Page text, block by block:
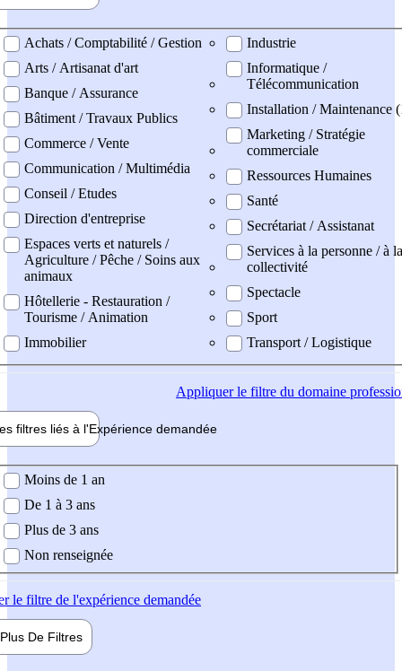
professionel
Achats / Comptabilité / Gestion
Arts / Artisanat d'art
Banque / Assurance
Bâtiment / Travaux Publics
Commerce / Vente
Communication / Multimédia
Conseil / Etudes
Direction d'entreprise
Espaces verts et naturels /
Agriculture / Pêche / Soins aux
animaux
Hôtellerie - Restauration /
Tourisme / Animation
Immobilier
Industrie
Informatique /
Télécommunication
Installation / Maintenance
Marketing / Stratégie
commerciale
Ressources Humaines
Santé
Secrétariat / Assistanat
Services à la personne / à la
collectivité
Spectacle
Sport
Transport / Logistique
Appliquerle filtre du domaine
filtres liés à l'Expérience demandée
demandée
Moins de 1 an
De 1 à 3 ans
Plus de 3 ans
Non renseignée
le filtre de l'expérience demandée
Plus De Filtres